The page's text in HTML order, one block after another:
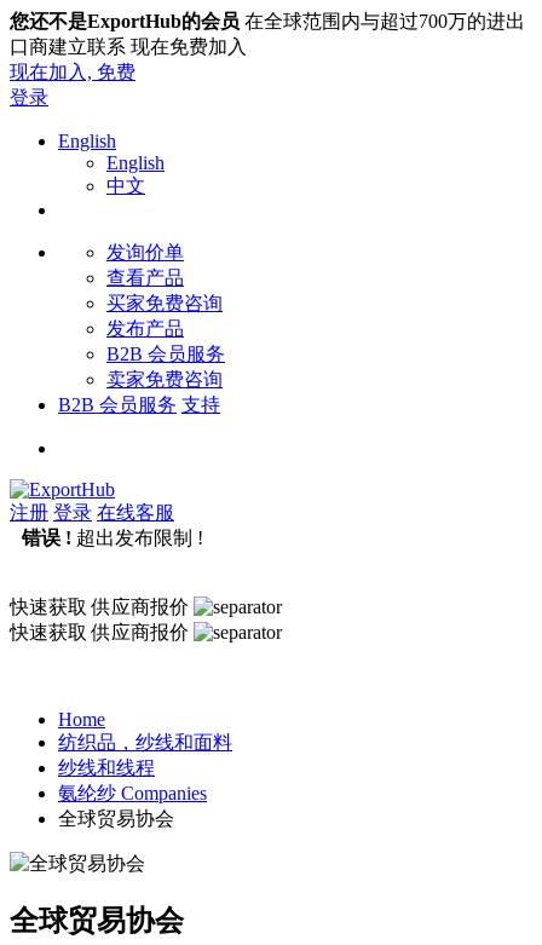
您还不是ExportHub的会员 在全球范围内与超过700万的进出
口商建立联系 现在免费加入
现在加入, 免费
登录
English
English
中文
发询价单
查看产品
买家免费咨询
发布产品
B2B 会员服务
卖家免费咨询
B2B 会员服务 支持
注册 登录 在线客服
错误 ! 超出发布限制 !
快速获取供应商报价
快速获取供应商报价
Home
纺织品，纱线和面料
纱线和线程
氨纶纱 Companies
全球贸易协会
全球贸易协会